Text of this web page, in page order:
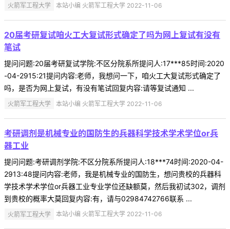
火箭军工程大学 本站小编 火箭军工程大学 2022-11-06
20届考研复试咱火工大复试形式确定了吗为网上复试有没有
笔试
提问问题:20届考研复试学院:不区分院系所提问人:17***85时间:2020
-04-2915:21提问内容:老师，我想问一下，咱火工大复试形式确定了
吗，是否为网上复试，有没有笔试回复内容:请等复试通知 ...
火箭军工程大学 本站小编 火箭军工程大学 2022-11-06
考研调剂是机械专业的国防生的兵器科学技术学术学位or兵
器工业
提问问题:考研调剂学院:不区分院系所提问人:18***74时间:2020-04-
2913:48提问内容:老师，我是机械专业的国防生，想问贵校的兵器科
学技术学术学位or兵器工业专业学位还缺额莫，然后我初试302，调剂
到贵校的概率大莫回复内容:有，请与02984742766联系 ...
火箭军工程大学 本站小编 火箭军工程大学 2022-11-06